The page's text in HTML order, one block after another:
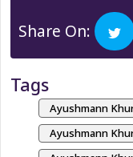
Share On:
Tags
Ayushmann
Ayushmann